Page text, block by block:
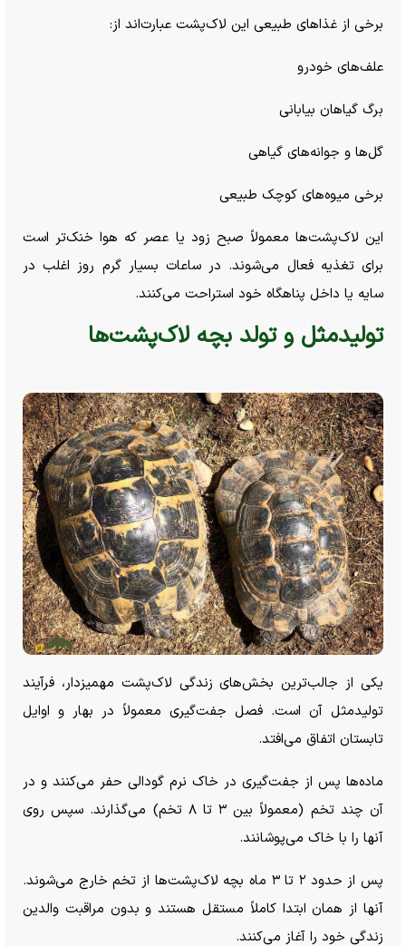
برخی از غذا‌های طبیعی این لاک‌پشت عبارت‌اند از:
علف‌های خودرو
برگ گیاهان بیابانی
گل‌ها و جوانه‌های گیاهی
برخی میوه‌های کوچک طبیعی
این لاک‌پشت‌ها معمولاً صبح زود یا عصر که هوا خنک‌تر است
برای تغذیه فعال می‌شوند. در ساعات بسیار گرم روز اغلب در
سایه یا داخل پناهگاه خود استراحت می‌کنند.
تولیدمثل و تولد بچه لاک‌پشت‌ها
یکی از جالب‌ترین بخش‌های زندگی لاک‌پشت مهمیزدار، فرآیند
تولیدمثل آن است. فصل جفت‌گیری معمولاً در بهار و اوایل
تابستان اتفاق می‌افتد.
ماده‌ها پس از جفت‌گیری در خاک نرم گودالی حفر می‌کنند و در
آن چند تخم (معمولاً بین ۳ تا ۸ تخم) می‌گذارند. سپس روی
آنها را با خاک می‌پوشانند.
پس از حدود ۲ تا ۳ ماه بچه لاک‌پشت‌ها از تخم خارج می‌شوند.
آنها از همان ابتدا کاملاً مستقل هستند و بدون مراقبت والدین
زندگی خود را آغاز می‌کنند.